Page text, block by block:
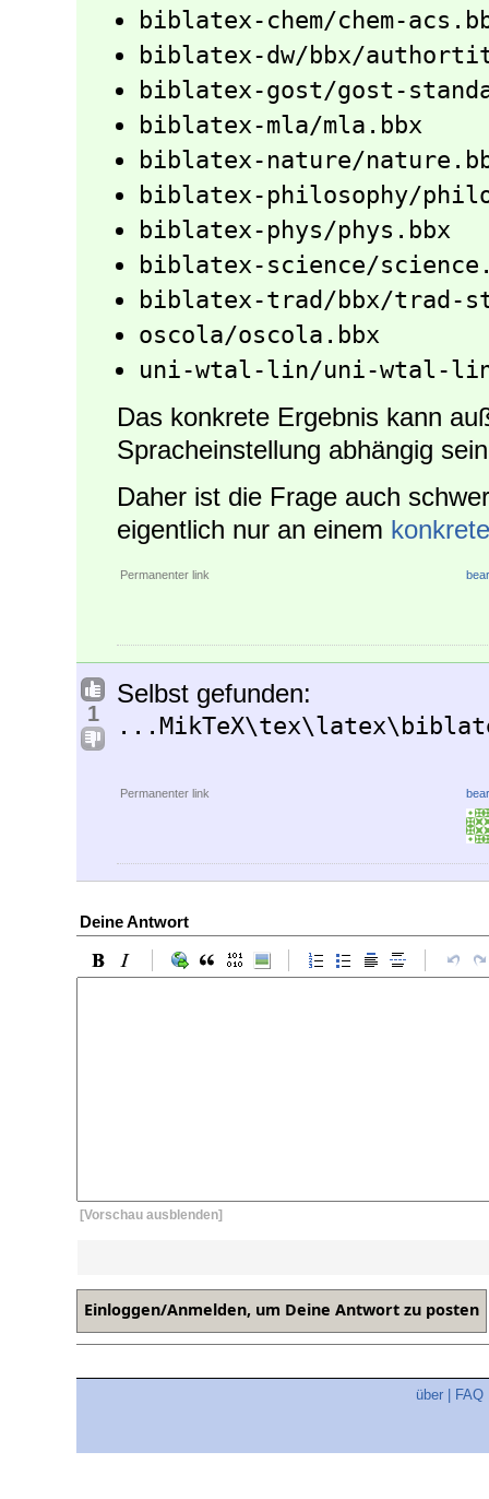
biblatex-chem/chem-
biblatex-dw/bbx/
biblatex-gost/gost-
biblatex-mla/mla.bbx
biblatex-nature/
biblatex-philosophy/
biblatex-phys/phys.bbx
biblatex-science/
biblatex-trad/bbx/trad-
oscola/oscola.bbx
uni-wtal-lin/uni-wtal-
Das konkrete Ergebnis kann
Spracheinstellung abhängig
Daher ist die Frage auch
eigentlich nur an einem
Permanenter link
1
Selbst gefunden:
Permanenter link
Deine Antwort
[Vorschau ausblenden]
über FAQ